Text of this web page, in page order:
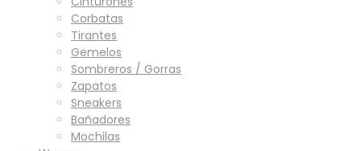
Corbatas
Tirantes
Gemelos
Sombreros / Gorras
Zapatos
Sneakers
Bañadores
Mochilas